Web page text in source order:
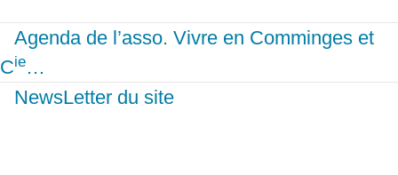
Agenda de l’asso. Vivre en Comminges et
Cie…
NewsLetter du site